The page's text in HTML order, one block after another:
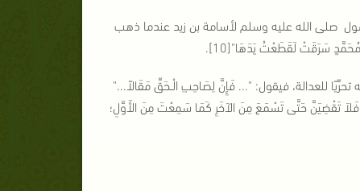
صلى الله عليه وسلم لأسامة بن زيد عندما ذهب
سَرَقَتْ لَقَطَعْتُ يَدَهَا"[10].
للعدالة، فيقول: "... فَإِنَّ لِصَاحِبِ الْـحَقِّ مَقَالاً..."
فَلاَ تَقْضِيَنَّ حَتَّى تَسْمَعَ مِنَ الآخَرِ كَمَا سَمِعْتَ مِنَ الأَوَّلِ؛